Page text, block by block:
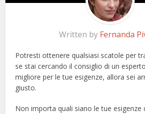
Written by Fernanda
Potresti ottenere qualsiasi scatole per
se stai cercando il consiglio di un
migliore per le tue esigenze, allora sei
giusto.
Non importa quali siano le tue esigenze